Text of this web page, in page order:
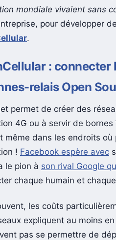
mondiale vivaient sans
pour développer
.
: connecter
relais Open
permet de créer des
4G ou à servir de
même dans les endroits
! Facebook espère avec
le pion à son rival Google
chaque humain et
les coûts
expliquent au moins
pas se permettre de